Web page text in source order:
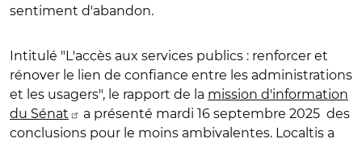
sentiment d'abandon.
Intitulé "L'accès aux services publics : renforcer et
rénover le lien de confiance entre les administrations
et les usagers", le rapport de la mission d'information
du Sénat
a présenté mardi 16 septembre 2025 des
conclusions pour le moins ambivalentes. Localtis a